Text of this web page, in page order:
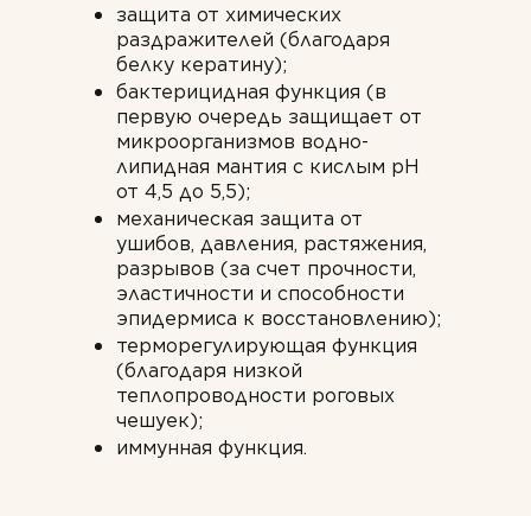
защита от химических
раздражителей (благодаря
белку кератину);
бактерицидная функция (в
первую очередь защищает от
микроорганизмов водно-
липидная мантия с кислым рН
от 4,5 до 5,5);
механическая защита от
ушибов, давления, растяжения,
разрывов (за счет прочности,
эластичности и способности
эпидермиса к восстановлению);
терморегулирующая функция
(благодаря низкой
теплопроводности роговых
чешуек);
иммунная функция.